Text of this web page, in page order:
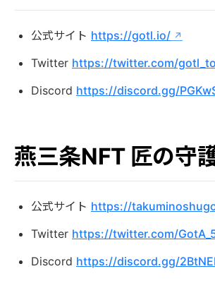
公式サイト https://gotl.io/
Twitter https://twitter.com/
Discord https://discord.gg/
燕三条NFT 匠の守
公式サイト https://
Twitter https://twitter.com/
Discord https://discord.gg/